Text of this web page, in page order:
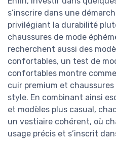
s’inscrire dans une
privilégiant la durabilité
chaussures de mode
recherchent aussi des
confortables, un test de
confortables montre
cuir premium et
style. En combinant ainsi
et modèles plus casual,
un vestiaire cohérent, où
usage précis et s’inscrit